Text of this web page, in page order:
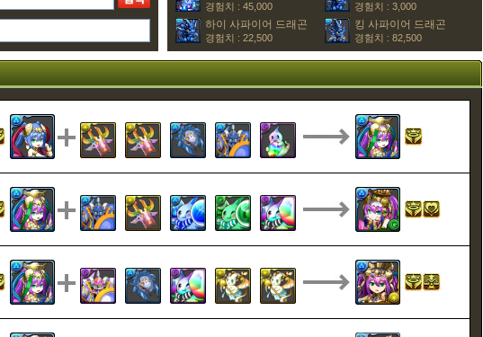
경험치 : 45,000 경험치 : 3,000
하이 사파이어 드래곤
경험치 : 22,500
킹 사파이어 드래곤
경험치 : 82,500